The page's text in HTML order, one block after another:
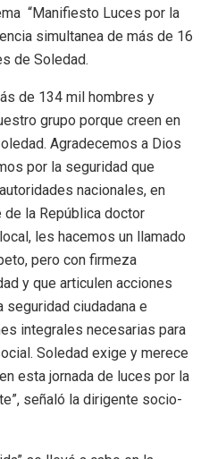
“Manifiesto Luces por la
simultanea de más de 16
de Soledad.
de 134 mil hombres y
grupo porque creen en
Agradecemos a Dios
por la seguridad que
nacionales, en
la República doctor
les hacemos un llamado
pero con firmeza
y que articulen acciones
seguridad ciudadana e
integrales necesarias para
Soledad exige y merece
esta jornada de luces por la
señaló la dirigente socio-